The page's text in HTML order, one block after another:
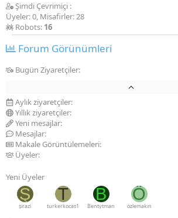
Şimdi Çevrimiçi
Üyeler: 0, Misafirler: 28
Robots: 16
Forum Görünümleri
Bugün Ziyaretçiler
Aylık ziyaretçiler
Yıllık ziyaretçiler
Yeni mesajlar
Mesajlar
Makale Görüntülemeleri
Üyeler
Yeni Üyeler
Ş
şirazi
T
turkerkocas1
B
Bentytman
Ö
özlemakın